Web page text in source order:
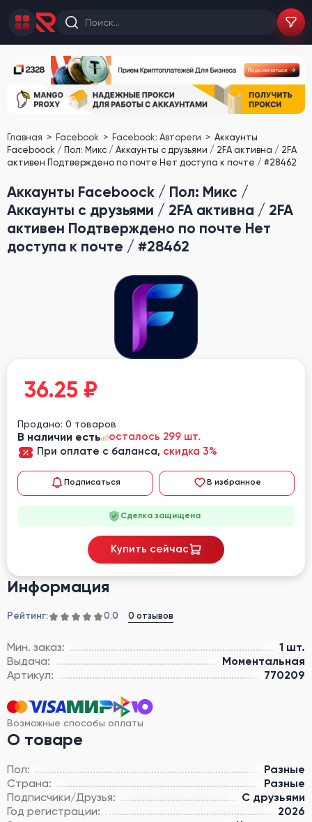
Главная Facebook Facebook: Автореги
Аккаунты
Faceboock / Пол: Микс / Аккаунты с друзьями / 2FA активна / 2FA
активен Подтверждено по почте Нет доступа к почте / #28462
Аккаунты Faceboock / Пол: Микс /
Аккаунты с друзьями / 2FA активна / 2FA
активен Подтверждено по почте Нет
доступа к почте / #28462
Информация
Рейтинг: 0.0 0 отзывов
Мин. заказ:
1 шт.
Выдача:
Моментальная
Артикул:
770209
Возможные способы оплаты
О товаре
Пол:
Разные
Страна:
Разные
Подписчики/Друзья:
С друзьями
Год регистрации:
2026
36.25 ₽
Продано: 0 товаров
В наличии есть
осталось 299 шт.
При оплате с баланса, скидка 3%
Подписаться В избранное
Сделка защищена
Купить сейчас